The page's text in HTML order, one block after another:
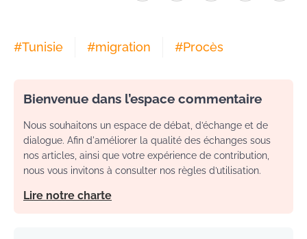
#Tunisie #migration #Procès
Bienvenue dans l’espace commentaire
Nous souhaitons un espace de débat, d’échange et de
dialogue. Afin d'améliorer la qualité des échanges sous
nos articles, ainsi que votre expérience de contribution,
nous vous invitons à consulter nos règles d’utilisation.
Lire notre charte